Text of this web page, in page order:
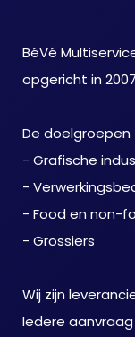
BéVé
opgericht in
De doelgroepen
- Grafische
-
- Food en non-
- Grossiers
Wij zijn
Iedere